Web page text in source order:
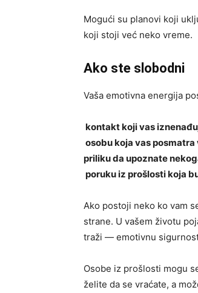
Mogući su planovi koji
koji stoji već neko vreme.
Ako ste slobodni
Vaša emotivna energija
kontakt koji vas
osobu koja vas
priliku da upoznate
poruku iz prošlosti koja
Ako postoji neko ko vam
strane. U vašem životu
traži — emotivnu
Osobe iz prošlosti mogu
želite da se vraćate, a